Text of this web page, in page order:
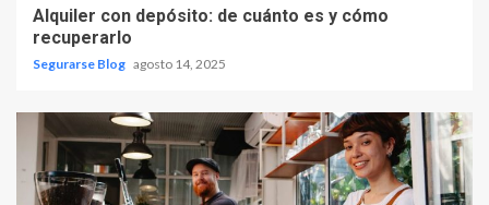
Alquiler con depósito: de cuánto es y cómo
recuperarlo
Segurarse Blog agosto 14, 2025